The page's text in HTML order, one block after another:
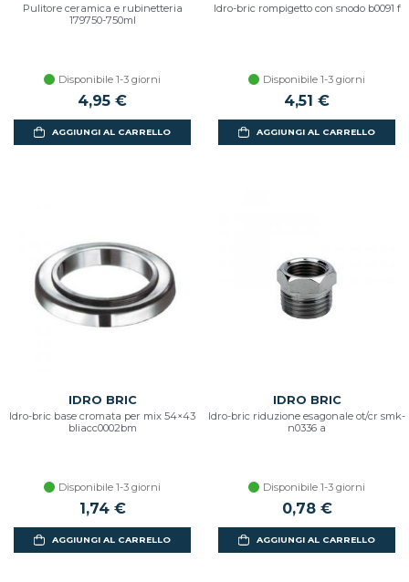
Pulitore ceramica e rubinetteria
179750-750ml
Disponibile 1-3 giorni
4,95 €
AGGIUNGI AL CARRELLO
Idro-bric rompigetto con snodo b0091 f
Disponibile 1-3 giorni
4,51 €
AGGIUNGI AL CARRELLO
IDRO BRIC
Idro-bric base cromata per mix 54×43
bliacc0002bm
Disponibile 1-3 giorni
1,74 €
AGGIUNGI AL CARRELLO
IDRO BRIC
Idro-bric riduzione esagonale ot/cr smk-
n0336 a
Disponibile 1-3 giorni
0,78 €
AGGIUNGI AL CARRELLO